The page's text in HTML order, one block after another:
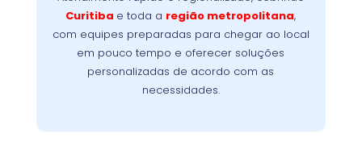
Curitiba e toda a região metropolitana,
com equipes preparadas para chegar ao local
em pouco tempo e oferecer soluções
personalizadas de acordo com as
necessidades.
minimizando a interrupção da sua rotina.
Nossa
meta é oferecer conforto, confiança e
resultados imediatos, do primeiro contato à
conclusão do serviço.